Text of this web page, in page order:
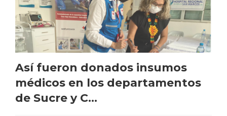
Así fueron donados insumos
médicos en los departamentos
de Sucre y C...